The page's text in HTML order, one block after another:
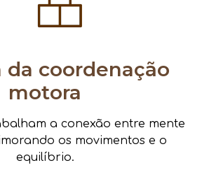
da coordenação
motora
a conexão entre mente
os movimentos e o
equilíbrio.